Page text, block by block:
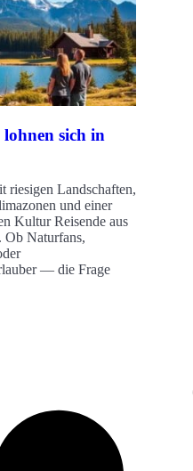
lohnen sich in
riesigen Landschaften,
und einer
Kultur Reisende aus
Ob Naturfans,
— die Frage